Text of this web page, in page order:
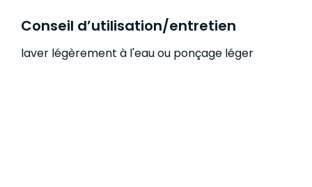
Conseil d’utilisation/entretien
laver légèrement à l'eau ou ponçage léger